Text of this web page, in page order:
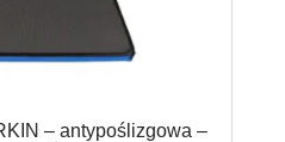
– antypoślizgowa –